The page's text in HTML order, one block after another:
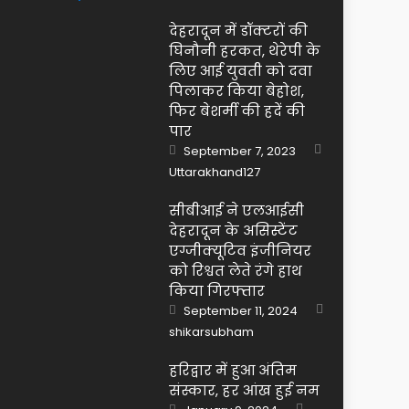
देहरादून में डॉक्टरों की
घिनौनी हरकत, थेरेपी के
लिए आई युवती को दवा
पिलाकर किया बेहोश,
फिर बेशर्मी की हदें की
पार
Posted
on
September 7, 2023
Author
Uttarakhand127
सीबीआई ने एलआईसी
देहरादून के असिस्टेंट
एग्जीक्यूटिव इंजीनियर
को रिश्वत लेते रंगे हाथ
किया गिरफ्तार
Posted
on
September 11, 2024
Author
shikarsubham
हरिद्वार में हुआ अंतिम
संस्कार, हर आंख हुई नम
Posted